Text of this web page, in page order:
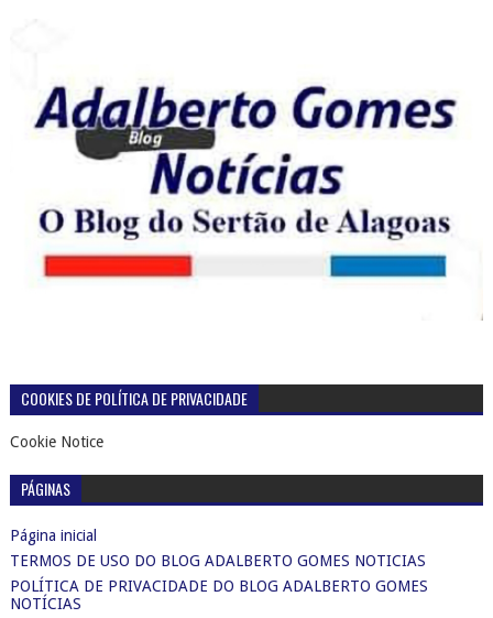
COOKIES DE POLÍTICA DE PRIVACIDADE
Cookie Notice
PÁGINAS
Página inicial
TERMOS DE USO DO BLOG ADALBERTO GOMES NOTICIAS
POLÍTICA DE PRIVACIDADE DO BLOG ADALBERTO GOMES
NOTÍCIAS